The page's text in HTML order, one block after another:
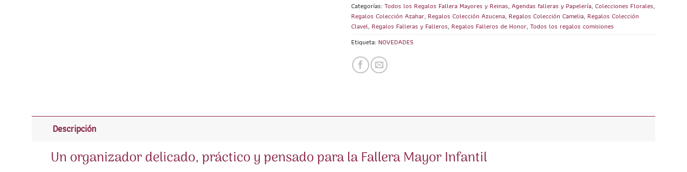
Categorías:Todos los Regalos Fallera Mayores y Reinas,Agendas falleras y Papelería,Colecciones Florales,
Regalos Colección Azahar, Regalos Colección Azucena, Regalos Colección Camelia, Regalos Colección
Clavel, Regalos Falleras y Falleros, Regalos Falleros de Honor,Todos los regalos comisiones
Etiqueta: NOVEDADES
Descripción
Un organizador delicado, práctico y pensado para la Fallera Mayor Infantil